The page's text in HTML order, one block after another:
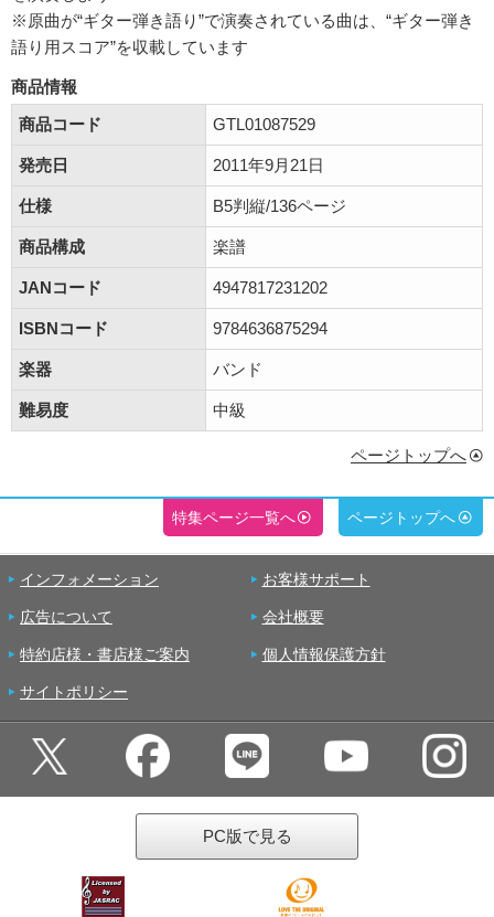
※原曲が“ギター弾き語り”で演奏されている曲は、“ギター弾き
語り用スコア”を収載しています
商品情報
商品コード
GTL01087529
発売日 2011年9月21日
仕様 B5判縦/136ページ
商品構成 楽譜
JANコード 4947817231202
ISBNコード 9784636875294
楽器 バンド
難易度 中級
ページトップへ
特集ページ一覧へ ページトップへ
インフォメーション お客様サポート
広告について 会社概要
特約店様・書店様ご案内 個人情報保護方針
サイトポリシー
PC版で見る